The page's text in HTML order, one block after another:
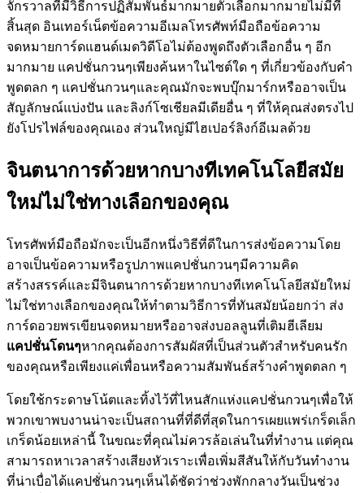
จักรวาลที่มีวิธีการปฏิสัมพันธ์มากมายตัวเลือกมากมายไม่มีที่
สิ้นสุด อินเทอร์เน็ตข้อความอีเมลโทรศัพท์มือถือข้อความ
จดหมายการ์ดแฮนด์เมดวิดีโอไม่ต้องพูดถึงตัวเลือกอื่น ๆ อีก
มากมาย แคปชั่นกวนๆเพียงค้นหาในไซต์ใด ๆ ที่เกี่ยวข้องกับคำ
พูดตลก ๆ แคปชั่นกวนๆและคุณมักจะพบบุ๊กมาร์กหรืออาจเป็น
สัญลักษณ์แบ่งปัน และลิงก์โซเชียลมีเดียอื่น ๆ ที่ให้คุณส่งตรงไป
ยังโปรไฟล์ของคุณเอง ส่วนใหญ่มีไฮเปอร์ลิงก์อีเมลด้วย
จินตนาการด้วยหากบางทีเทคโนโลยีสมัย
ใหม่ไม่ใช่ทางเลือกของคุณ
โทรศัพท์มือถือมักจะเป็นอีกหนึ่งวิธีที่ดีในการส่งข้อความโดย
อาจเป็นข้อความหรือรูปภาพแคปชั่นกวนๆมีความคิด
สร้างสรรค์และมีจินตนาการด้วยหากบางทีเทคโนโลยีสมัยใหม่
ไม่ใช่ทางเลือกของคุณให้ทำตามวิธีการที่ทันสมัยน้อยกว่า ส่ง
การ์ดอวยพรเขียนจดหมายหรืออาจส่งบอลลูนที่เติมฮีเลียม
แคปชั่นโดนๆหากคุณต้องการสัมผัสที่เป็นส่วนตัวสำหรับคนรัก
ของคุณหรือเพียงแค่เพื่อนหรือความสัมพันธ์สร้างคำพูดตลก ๆ
โดยใช้กระดาษโน้ตและทิ้งไว้ที่ไหนสักแห่งแคปชั่นกวนๆเพื่อให้
พวกเขาพบงานน่าจะเป็นสถานที่ที่ดีที่สุดในการเผยแพร่เกร็ดเล็ก
เกร็ดน้อยเหล่านี้ ในขณะที่คุณไม่ควรล้อเล่นในที่ทำงาน แต่คุณ
สามารถหาเวลาสร้างเสียงหัวเราะเพื่อเพิ่มสีสันให้กับวันทำงาน
ที่น่าเบื่อได้แคปชั่นกวนๆเห็นได้ชัดว่าช่วงพักกลางวันเป็นช่วง